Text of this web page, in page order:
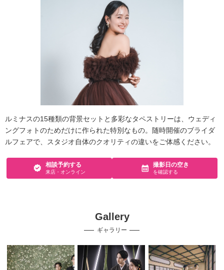
ルミナスの15種類の背景セットと多彩なタペストリーは、ウェディ
ングフォトのためだけに作られた特別なもの。随時開催のブライダ
ルフェアで、スタジオ自体のクオリティの違いをご体感ください。
相談予約する
来店・オンライン
撮影日の空き
を確認する
Gallery
ギャラリー